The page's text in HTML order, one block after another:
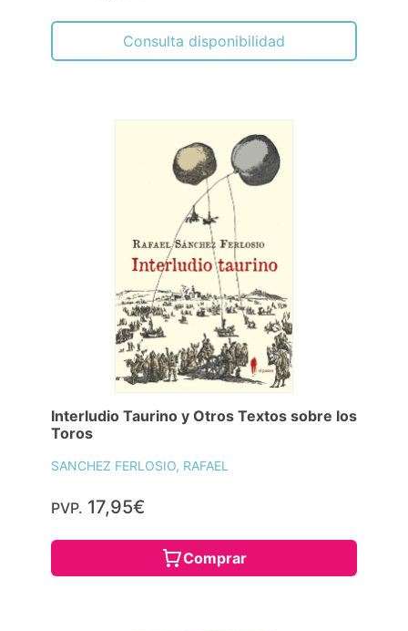
Consulta disponibilidad
Interludio Taurino y Otros Textos sobre los
Toros
SANCHEZ FERLOSIO, RAFAEL
PVP. 17,95€
Comprar